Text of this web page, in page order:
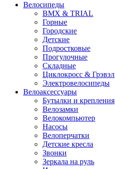
Велосипеды
BMX & TRIAL
Горные
Городские
Детские
Подростковые
Прогулочные
Складные
Циклокросс & Грэвэл
Электровелосипеды
Велоаксессуары
Бутылки и крепления
Велозамки
Велокомпьютер
Насосы
Велоперчатки
Детские кресла
Звонки
Зеркала на руль